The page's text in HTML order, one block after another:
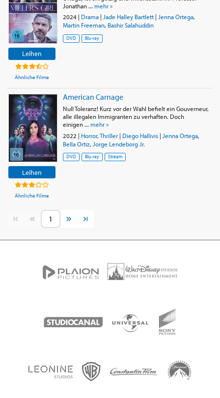
Leihen
Ähnliche Filme
Jonathan ... mehr »
2024| Drama| Jade Halley Bartlett| Jenna Ortega,
Martin Freeman, Bashir Salahuddin
DVD Blu-ray
Leihen
Ähnliche Filme
American Carnage
Null Toleranz! Kurz vor der Wahl befielt ein Gouverneur,
alle illegalen Immigranten zu verhaften. Doch
einigen ... mehr »
2022 | Horror,Thriller| Diego Hallivis| Jenna Ortega,
Bella Ortiz, Jorge Lendeborg Jr.
DVD Blu-ray Stream
Vorherige SeiteNächste Seite